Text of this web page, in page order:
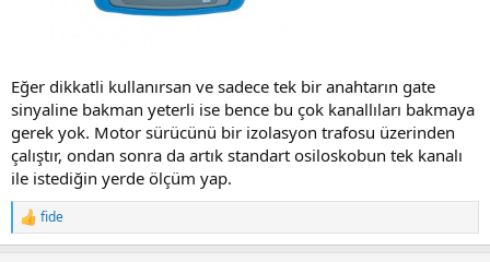
Eğer dikkatli kullanırsan ve sadece tek bir anahtarın gate
sinyaline bakman yeterli ise bence bu çok kanallıları bakmaya
gerek yok. Motor sürücünü bir izolasyon trafosu üzerinden
çalıştır, ondan sonra da artık standart osiloskobun tek kanalı
ile istediğin yerde ölçüm yap.
R
e
fide